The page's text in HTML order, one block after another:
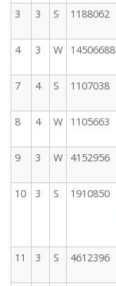
3
3 S 1188062
4
3 W 14506688
7
4 S 1107038
8
4 W 1105663
9
3 W 4152956
10
3 S 1910850
11 3 S 4612396